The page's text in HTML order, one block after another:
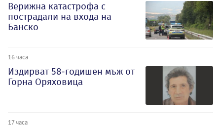
Верижна катастрофа с
пострадали на входа на
Банско
16 часа
Издирват 58-годишен мъж от
Горна Оряховица
17 часа